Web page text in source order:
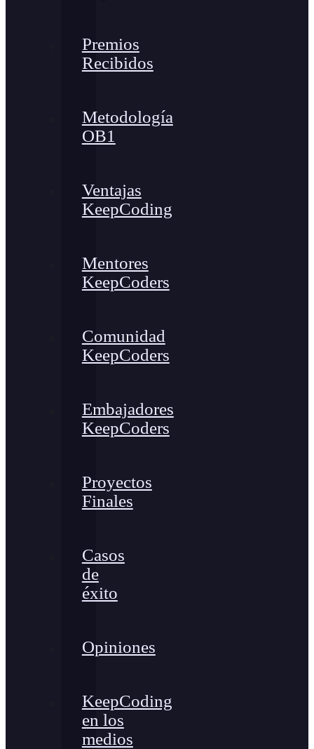
Premios
Recibidos
Metodología
OB1
Ventajas
KeepCoding
Mentores
KeepCoders
Comunidad
KeepCoders
Embajadores
KeepCoders
Proyectos
Finales
Casos
de
éxito
Opiniones
KeepCoding
en los
medios